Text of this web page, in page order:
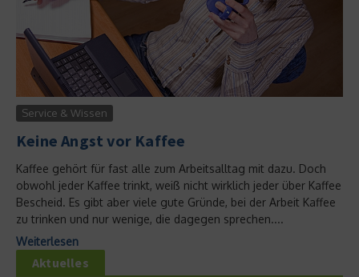
Service & Wissen
Keine Angst vor Kaffee
Kaffee gehört für fast alle zum Arbeitsalltag mit dazu. Doch
obwohl jeder Kaffee trinkt, weiß nicht wirklich jeder über Kaffee
Bescheid. Es gibt aber viele gute Gründe, bei der Arbeit Kaffee
zu trinken und nur wenige, die dagegen sprechen....
Weiterlesen
Aktuelles